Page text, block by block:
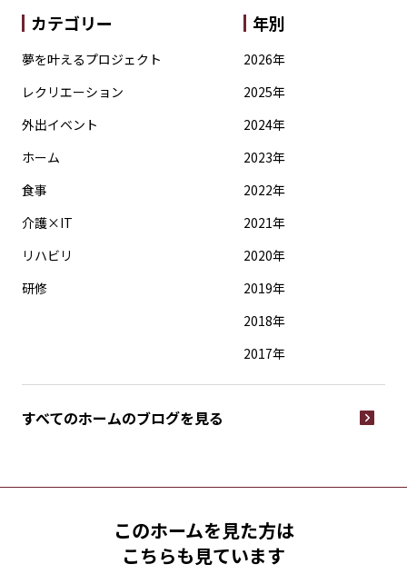
カテゴリー
夢を叶えるプロジェクト
レクリエーション
外出イベント
ホーム
食事
介護×IT
リハビリ
研修
年別
2026年
2025年
2024年
2023年
2022年
2021年
2020年
2019年
2018年
2017年
すべてのホームのブログを見る
このホームを見た方は
こちらも見ています